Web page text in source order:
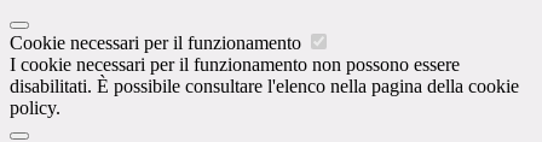
Cookie necessari per il funzionamento
I cookie necessari per il funzionamento non possono essere
disabilitati. È possibile consultare l'elenco nella pagina della cookie
policy.